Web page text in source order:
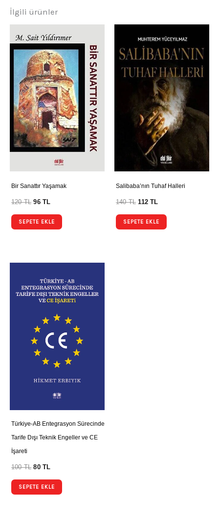
İlgili ürünler
Bir Sanattır Yaşamak
120TL 96TL
SEPETE EKLE
Salibaba’nın Tuhaf Halleri
140TL 112TL
SEPETE EKLE
Türkiye-AB Entegrasyon Sürecinde
Tarife Dışı Teknik Engeller ve CE
İşareti
100TL 80TL
SEPETE EKLE